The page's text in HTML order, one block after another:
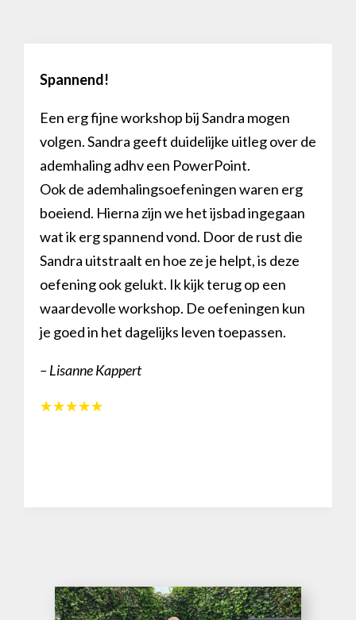
Spannend!
Een erg fijne workshop bij Sandra mogen
volgen. Sandra geeft duidelijke uitleg over de
ademhaling adhv een PowerPoint.
Ook de ademhalingsoefeningen waren erg
boeiend. Hierna zijn we het ijsbad ingegaan
wat ik erg spannend vond. Door de rust die
Sandra uitstraalt en hoe ze je helpt, is deze
oefening ook gelukt. Ik kijk terug op een
waardevolle workshop. De oefeningen kun
je goed in het dagelijks leven toepassen.
– Lisanne Kappert
☆☆☆☆☆